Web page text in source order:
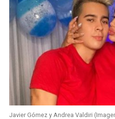
Javier Gómez y Andrea Valdiri